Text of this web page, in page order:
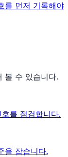
를 먼저 기록해야
볼 수 있습니다.
를 점검합니다.
을 잡습니다.